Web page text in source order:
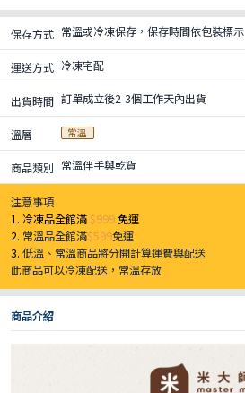
保存方式 常溫或冷凍保存，保存時間依包裝標示
運送方式 冷凍宅配
出貨時間 訂單成立後2-3個工作天內出貨
溫層 常溫
商品類別 常溫伴手與乾貨
注意事項
1. 冷凍品全館滿 $999免運
2. 常溫品全館滿$599免運
3.低溫、常溫商品將分開計算運費與配送
此商品可以冷凍配送，常溫存放
商品介紹